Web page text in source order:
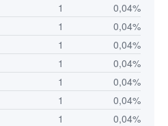
1
0,04%
1
0,04%
1
0,04%
1
0,04%
1
0,04%
1
0,04%
1
0,04%